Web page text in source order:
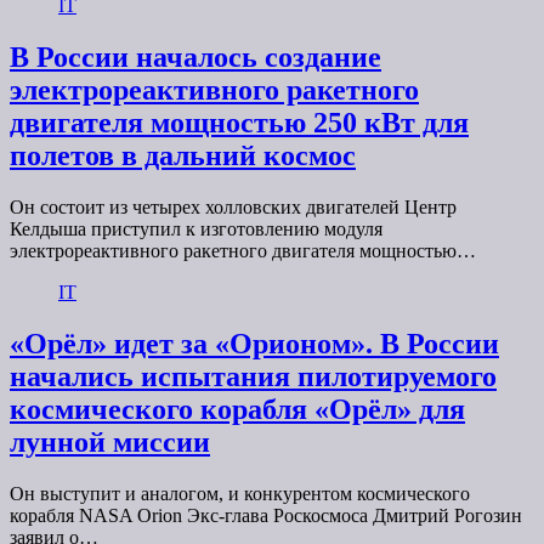
IT
В России началось создание
электрореактивного ракетного
двигателя мощностью 250 кВт для
полетов в дальний космос
Он состоит из четырех холловских двигателей Центр
Келдыша приступил к изготовлению модуля
электрореактивного ракетного двигателя мощностью…
IT
«Орёл» идет за «Орионом». В России
начались испытания пилотируемого
космического корабля «Орёл» для
лунной миссии
Он выступит и аналогом, и конкурентом космического
корабля NASA Orion Экс-глава Роскосмоса Дмитрий Рогозин
заявил о…